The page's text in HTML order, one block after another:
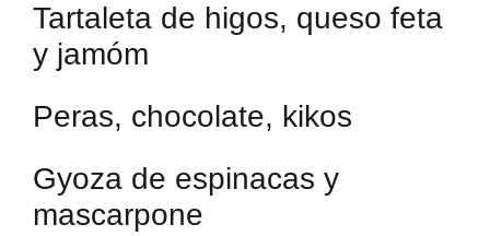
Tartaleta de higos, queso feta
y jamóm
Peras, chocolate, kikos
Gyoza de espinacas y
mascarpone